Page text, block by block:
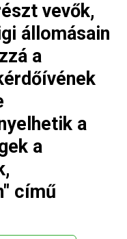
vevők,
állomásain
a
a
a
című